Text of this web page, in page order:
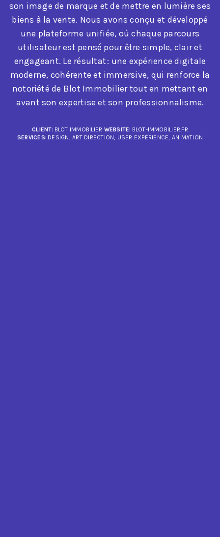
son image de marque et de mettre en lumière ses
biens à la vente. Nous avons conçu et développé
une plateforme unifiée, où chaque parcours
utilisateur est pensé pour être simple, clair et
engageant. Le résultat : une expérience digitale
moderne, cohérente et immersive, qui renforce la
notoriété de Blot Immobilier tout en mettant en
avant son expertise et son professionnalisme.
CLIENT: BLOT IMMOBILIER WEBSITE: BLOT-IMMOBILIER.FR
SERVICES: DESIGN, ART DIRECTION, USER EXPERIENCE, ANIMATION